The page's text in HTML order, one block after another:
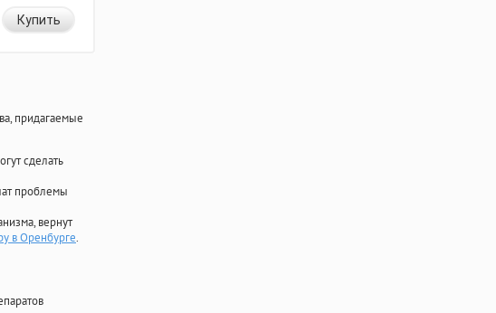
Купить
придагаемые
сделать
проблемы
вернут
в Оренбурге.